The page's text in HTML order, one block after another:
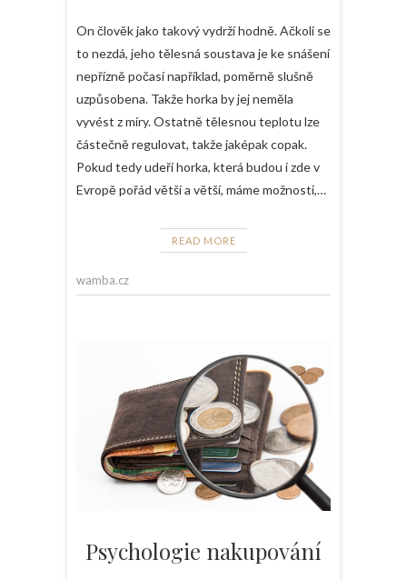
On člověk jako takový vydrží hodně. Ačkoli se
to nezdá, jeho tělesná soustava je ke snášení
nepřízně počasí například, poměrně slušně
uzpůsobena. Takže horka by jej neměla
vyvést z míry. Ostatně tělesnou teplotu lze
částečně regulovat, takže jaképak copak.
Pokud tedy udeří horka, která budou i zde v
Evropě pořád větší a větší, máme možnosti,…
READ MORE
wamba.cz
Psychologie nakupování